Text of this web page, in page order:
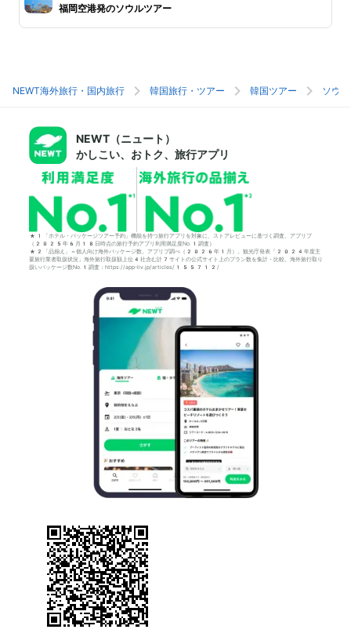
福岡空港発のソウルツアー
NEWT海外旅行・国内旅行 韓国旅行・ツアー 韓国ツアー ソウ
NEWT（ニュート）
かしこい、おトク、旅行アプリ
*1「ホテル・パッケージツアー予約」機能を持つ旅行アプリを対象に、ストアレビューに基づく調査。アプリブ
（2025年6月18日時点の旅行予約アプリ利用満足度No.1調査）
*2「品揃え」＝個人向け海外パッケージ数。アプリブ調べ（2026年1月）。観光庁発表「2024年度主
要旅行業者取扱状況」海外旅行取扱額上位4社含む計7サイトの公式サイト上のプラン数を集計・比較。海外旅行取り
扱いパッケージ数No.1調査：https://app-liv.jp/articles/155712/